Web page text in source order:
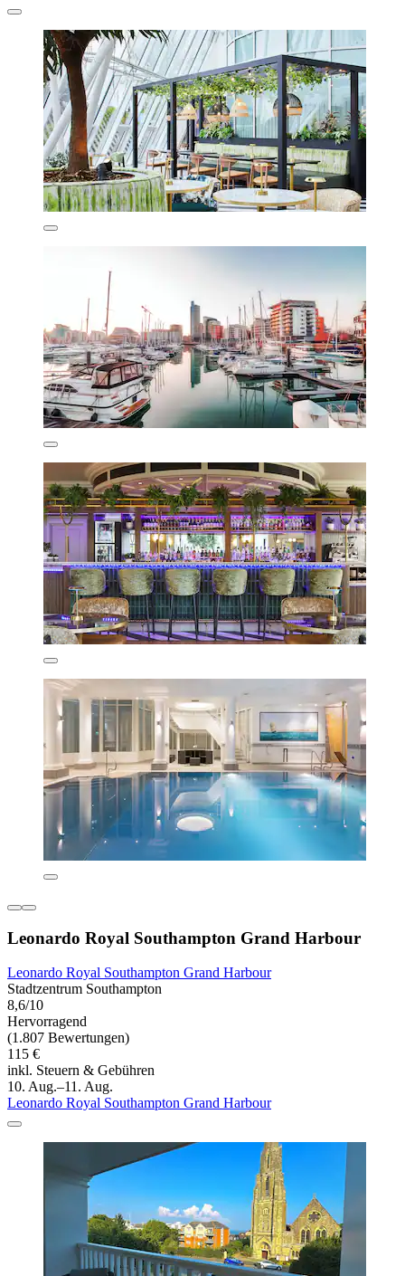
Leonardo Royal Southampton Grand Harbour
Leonardo Royal Southampton Grand Harbour
Stadtzentrum Southampton
8,6/10
Hervorragend
(1.807 Bewertungen)
115 €
inkl. Steuern & Gebühren
10. Aug.–11. Aug.
Leonardo Royal Southampton Grand Harbour